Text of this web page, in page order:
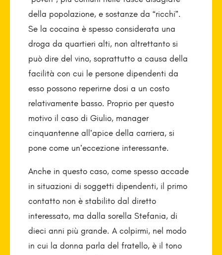
della popolazione, e sostanze da “ricchi”.
Se la cocaina è spesso considerata una
droga da quartieri alti, non altrettanto si
può dire del vino, soprattutto a causa della
facilità con cui le persone dipendenti da
esso possono reperirne dosi a un costo
relativamente basso. Proprio per questo
motivo il caso di Giulio, manager
cinquantenne all’apice della carriera, si
pone come un’eccezione interessante.
Anche in questo caso, come spesso accade
in situazioni di soggetti dipendenti, il primo
contatto non è stabilito dal diretto
interessato, ma dalla sorella Stefania, di
dieci anni più grande. A colpirmi, nel modo
in cui la donna parla del fratello, è il tono